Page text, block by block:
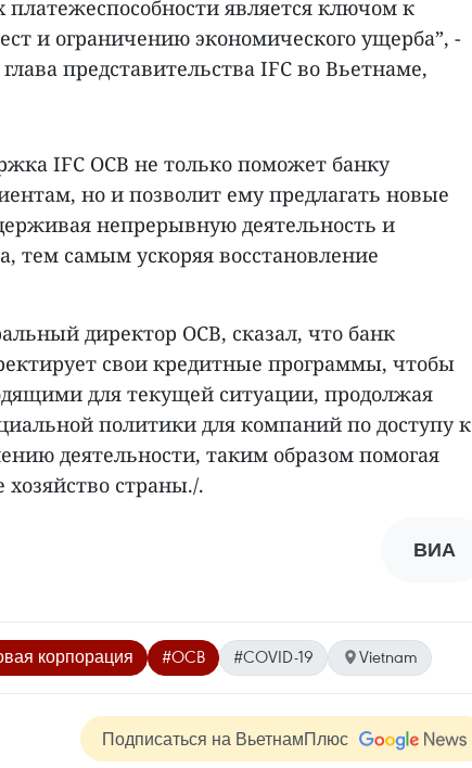
платежеспособности является ключом к
и ограничению экономического ущерба”, -
представительства IFC во Вьетнаме,
IFC OCB не только поможет банку
но и позволит ему предлагать новые
непрерывную деятельность и
тем самым ускоряя восстановление
директор OCB, сказал, что банк
свои кредитные программы, чтобы
для текущей ситуации, продолжая
политики для компаний по доступу к
деятельности, таким образом помогая
хозяйство страны./.
ВИА
корпорация #OCB #COVID-19 Vietnam
Подписаться на ВьетнамПлюс